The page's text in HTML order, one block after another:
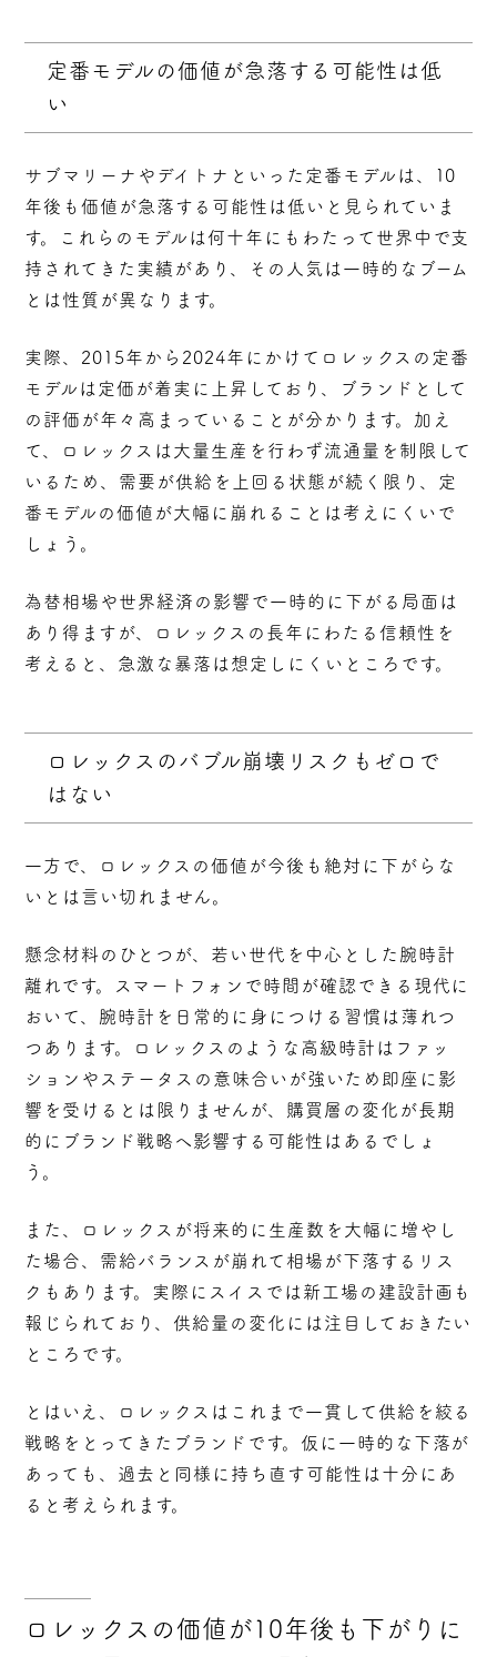
定番モデルの価値が急落する可能性は低
い
サブマリーナやデイトナといった定番モデルは、10
年後も価値が急落する可能性は低いと見られていま
す。これらのモデルは何十年にもわたって世界中で支
持されてきた実績があり、その人気は一時的なブーム
とは性質が異なります。
実際、2015年から2024年にかけてロレックスの定番
モデルは定価が着実に上昇しており、ブランドとして
の評価が年々高まっていることが分かります。加え
て、ロレックスは大量生産を行わず流通量を制限して
いるため、 需要が供給を上回る状態が続く限り、定
番モデルの価値が大幅に崩れることは考えにくい で
しょう。
為替相場や世界経済の影響で一時的に下がる局面は
あり得ますが、ロレックスの長年にわたる信頼性を
考えると、急激な暴落は想定しにくいところです。
ロレックスのバブル崩壊リスクもゼロで
はない
一方で、ロレックスの価値が今後も絶対に下がらな
いとは言い切れません。
懸念材料のひとつが、 若い世代を中心とした腕時計
離れです。スマートフォンで時間が確認できる現代に
おいて、腕時計を日常的に身につける習慣は薄れつ
つあります。ロレックスのような高級時計はファッ
ションやステータスの意味合いが強いため即座に影
響を受けるとは限りませんが、購買層の変化が長期
的にブランド戦略へ影響する可能性はあるでしょ
う。
また、ロレックスが将来的に生産数を大幅に増やし
た場合、需給バランスが崩れて相場が下落するリス
クもあります。実際にスイスでは新工場の建設計画も
報じられており、供給量の変化には注目しておきたい
ところです。
とはいえ、ロレックスはこれまで一貫して供給を絞る
戦略をとってきたブランドです。仮に一時的な下落が
あっても、過去と同様に持ち直す可能性は十分にあ
ると考えられます。
ロレックスの価値が10年後も下がりに